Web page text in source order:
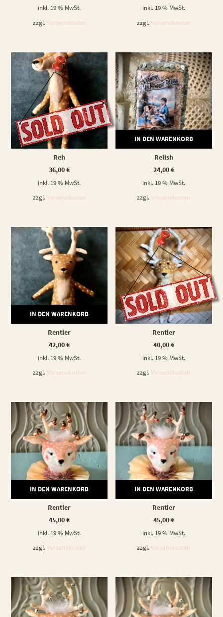
inkl. 19 % MwSt.
zzgl. Versandkosten
inkl. 19 % MwSt.
zzgl.Versandkosten
WEITERLESEN
Reh
36,00€
inkl. 19 % MwSt.
zzgl. Versandkosten
IN DEN WARENKORB
Relish
24,00€
inkl. 19 % MwSt.
zzgl.Versandkosten
IN DEN WARENKORB
Rentier
42,00€
inkl. 19 % MwSt.
zzgl. Versandkosten
WEITERLESEN
Rentier
40,00€
inkl. 19 % MwSt.
zzgl.Versandkosten
IN DEN WARENKORB
Rentier
45,00€
inkl. 19 % MwSt.
zzgl. Versandkosten
IN DEN WARENKORB
Rentier
45,00€
inkl. 19 % MwSt.
zzgl.Versandkosten